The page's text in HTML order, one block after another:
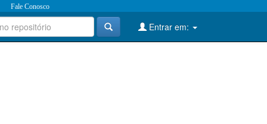
Fale Conosco
Entrar em: